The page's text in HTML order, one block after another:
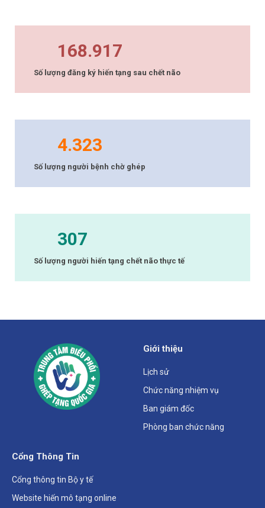
168.917
Số lượng đăng ký hiến tạng sau chết não
4.323
Số lượng người bệnh chờ ghép
307
Số lượng người hiến tạng chết não thực tế
Giới thiệu
Lịch sử
Chức năng nhiệm vụ
Ban giám đốc
Phòng ban chức năng
Cổng Thông Tin
Cổng thông tin Bộ y tế
Website hiến mô tạng online